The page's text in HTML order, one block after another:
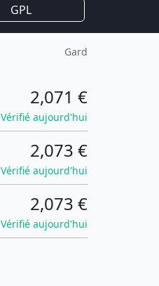
GPL
Gard
2,071 €
Vérifié aujourd'hui
2,073 €
Vérifié aujourd'hui
2,073 €
Vérifié aujourd'hui